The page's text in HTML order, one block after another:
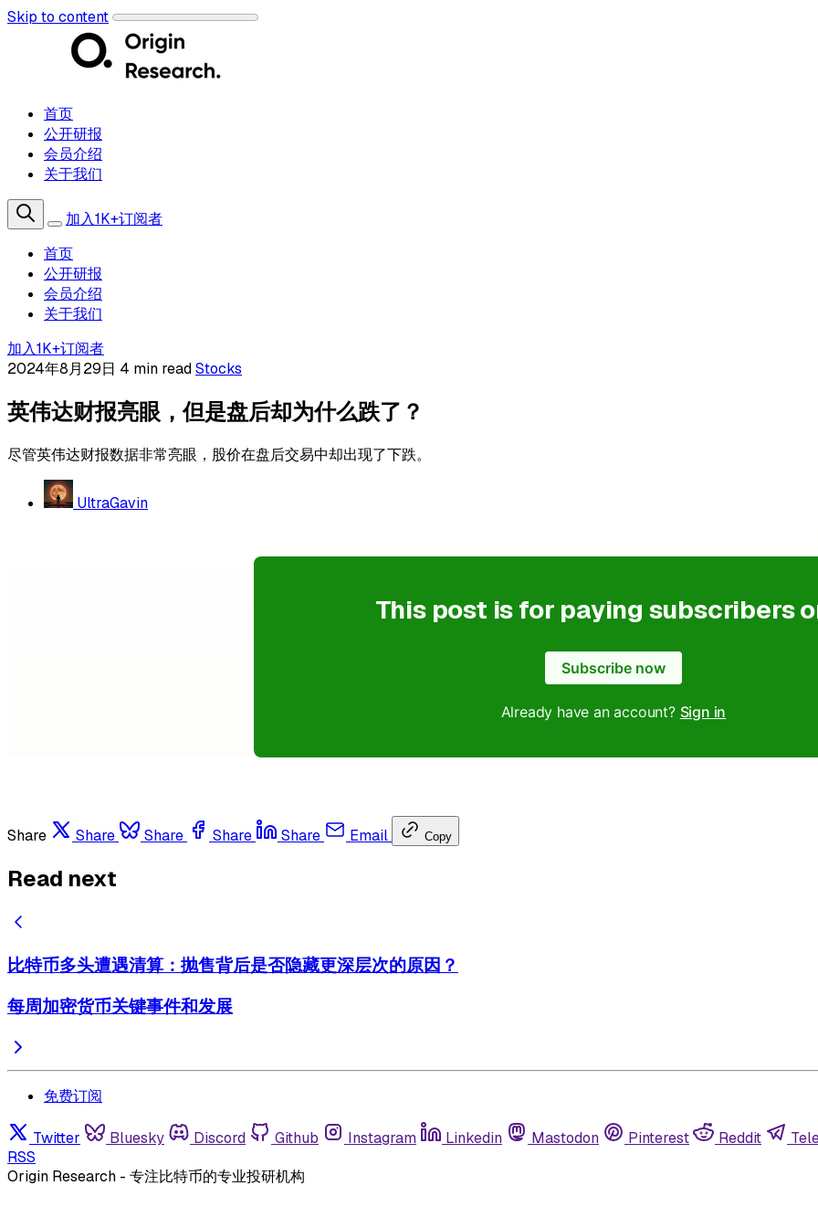
Skip to content
首页
公开研报
会员介绍
关于我们
加入1K+订阅者
首页
公开研报
会员介绍
关于我们
加入1K+订阅者
2024年8月29日 4 min readStocks
英伟达财报亮眼，但是盘后却为什么跌了？
尽管英伟达财报数据非常亮眼，股价在盘后交易中却出现了下跌。
UltraGavin
This post is for paying subscribers
Subscribe now
Already have an account? Sign in
Share Share Share Share Share Email Copy
Read next
比特币多头遭遇清算：抛售背后是否隐藏更深层次的原因？
每周加密货币关键事件和发展
免费订阅
Twitter Bluesky Discord Github Instagram Linkedin Mastodon Pinterest Reddit
RSS
Origin Research - 专注比特币的专业投研机构